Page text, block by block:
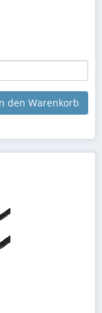
den Warenkorb